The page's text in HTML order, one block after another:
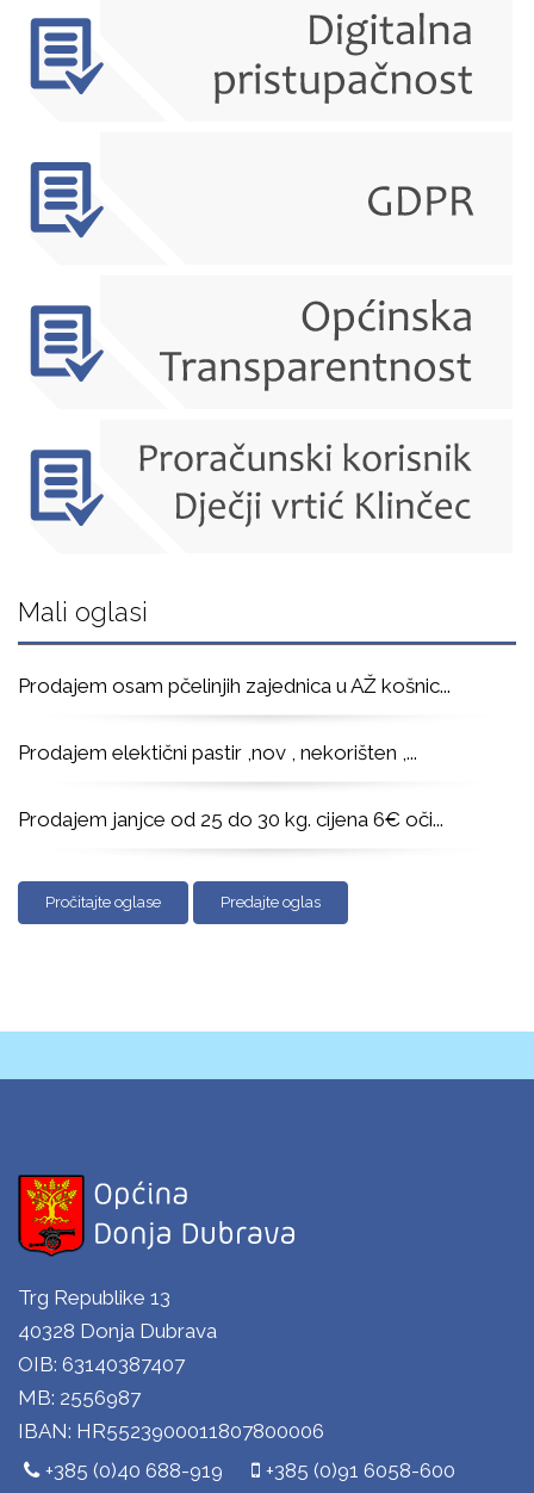
Mali oglasi
Prodajem osam pčelinjih zajednica u AŽ košnic...
Prodajem elektični pastir ,nov , nekorišten , ...
Prodajem janjce od 25 do 30 kg. cijena 6€ oči...
Pročitajte oglase Predajte oglas
Trg Republike 13
40328 Donja Dubrava
OIB: 63140387407
MB: 2556987
IBAN: HR5523900011807800006
+385 (0)40 688-919
+385 (0)91 6058-600